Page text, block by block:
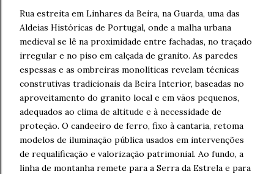
Rua estreita em Linhares da Beira, na Guarda, uma das
Aldeias Históricas de Portugal, onde a malha urbana
medieval se lê na proximidade entre fachadas, no traçado
irregular e no piso em calçada de granito. As paredes
espessas e as ombreiras monolíticas revelam técnicas
construtivas tradicionais da Beira Interior, baseadas no
aproveitamento do granito local e em vãos pequenos,
adequados ao clima de altitude e à necessidade de
proteção. O candeeiro de ferro, fixo à cantaria, retoma
modelos de iluminação pública usados em intervenções
de requalificação e valorização patrimonial. Ao fundo, a
linha de montanha remete para a Serra da Estrela e para